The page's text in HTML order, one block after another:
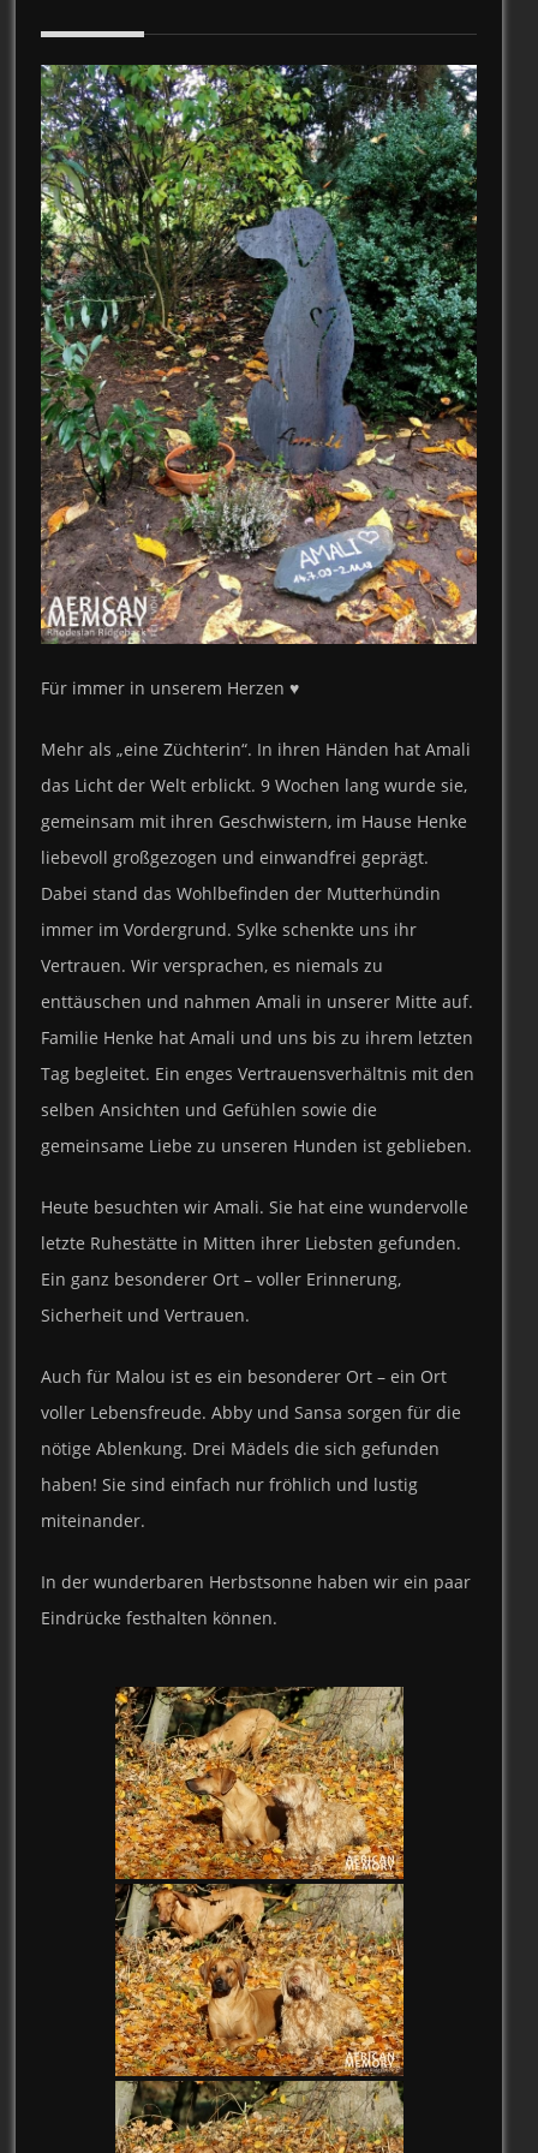
Für immer in unserem Herzen ♥
Mehr als „eine Züchterin“. In ihren Händen hat Amali
das Licht der Welt erblickt. 9 Wochen lang wurde sie,
gemeinsam mit ihren Geschwistern, im Hause Henke
liebevoll großgezogen und einwandfrei geprägt.
Dabei stand das Wohlbefinden der Mutterhündin
immer im Vordergrund. Sylke schenkte uns ihr
Vertrauen. Wir versprachen, es niemals zu
enttäuschen und nahmen Amali in unserer Mitte auf.
Familie Henke hat Amali und uns bis zu ihrem letzten
Tag begleitet. Ein enges Vertrauensverhältnis mit den
selben Ansichten und Gefühlen sowie die
gemeinsame Liebe zu unseren Hunden ist geblieben.
Heute besuchten wir Amali. Sie hat eine wundervolle
letzte Ruhestätte in Mitten ihrer Liebsten gefunden.
Ein ganz besonderer Ort – voller Erinnerung,
Sicherheit und Vertrauen.
Auch für Malou ist es ein besonderer Ort – ein Ort
voller Lebensfreude. Abby und Sansa sorgen für die
nötige Ablenkung. Drei Mädels die sich gefunden
haben! Sie sind einfach nur fröhlich und lustig
miteinander.
In der wunderbaren Herbstsonne haben wir ein paar
Eindrücke festhalten können.